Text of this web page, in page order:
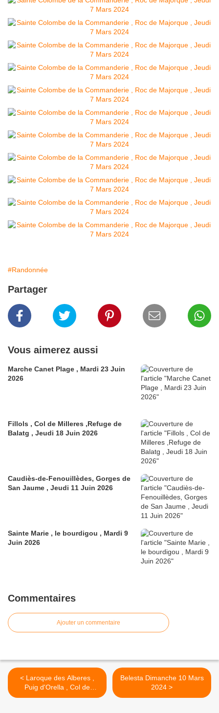
#Randonnée
Partager
Vous aimerez aussi
Marche Canet Plage , Mardi 23 Juin
2026
Fillols , Col de Milleres ,Refuge de
Balatg , Jeudi 18 Juin 2026
Caudiès-de-Fenouillèdes, Gorges de
San Jaume , Jeudi 11 Juin 2026
Sainte Marie , le bourdigou , Mardi 9
Juin 2026
Commentaires
Ajouter un commentaire
< Laroque des Alberes ,
Puig d'Orella , Col de
l'Ouillat Mardi 5 Mars 2024
Belesta Dimanche 10 Mars
2024 >